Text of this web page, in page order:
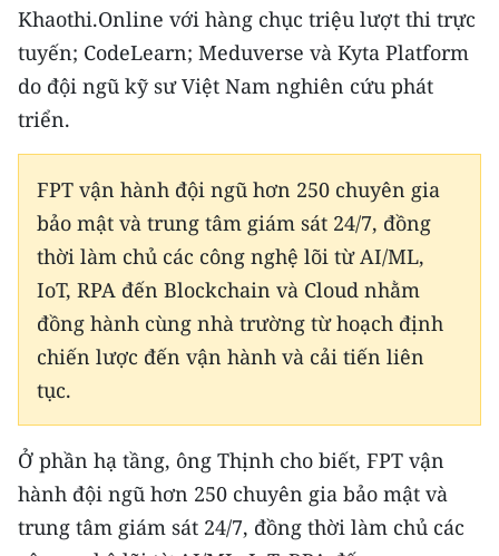
Khaothi.Online với hàng chục triệu lượt thi trực
tuyến; CodeLearn; Meduverse và Kyta Platform
do đội ngũ kỹ sư Việt Nam nghiên cứu phát
triển.
FPT vận hành đội ngũ hơn 250 chuyên gia
bảo mật và trung tâm giám sát 24/7, đồng
thời làm chủ các công nghệ lõi từ AI/ML,
IoT, RPA đến Blockchain và Cloud nhằm
đồng hành cùng nhà trường từ hoạch định
chiến lược đến vận hành và cải tiến liên
tục.
Ở phần hạ tầng, ông Thịnh cho biết, FPT vận
hành đội ngũ hơn 250 chuyên gia bảo mật và
trung tâm giám sát 24/7, đồng thời làm chủ các